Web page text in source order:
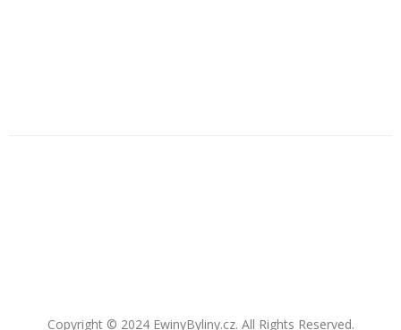
Copyright © 2024 EwinyByliny.cz. All Rights Reserved.